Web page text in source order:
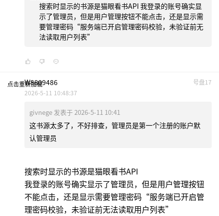
搜索时显示的书源是猫眼看书API 我登录的账号确实显
示了管理员，但是用户管理按钮不能点击，还是显示需
要管理密码“服务端已开启管理密码校验，未验证前无
法读取用户列表”
点击重新加载 号盘17
W8809486
2026-5-11 10:48:37
givnege 发表于 2026-5-11 10:41
这书源太多了，不好排查，管理员是第一个注册的账户默
认管理员
搜索时显示的书源是猫眼看书API
我登录的账号确实显示了管理员，但是用户管理按钮
不能点击，还是显示需要管理密码“服务端已开启管
理密码校验，未验证前无法读取用户列表”